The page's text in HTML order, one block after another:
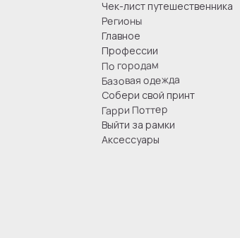
Чек-лист путешественника
Регионы
Главное
Профессии
По городам
Базовая одежда
Собери свой принт
Гарри Поттер
Выйти за рамки
Аксессуары